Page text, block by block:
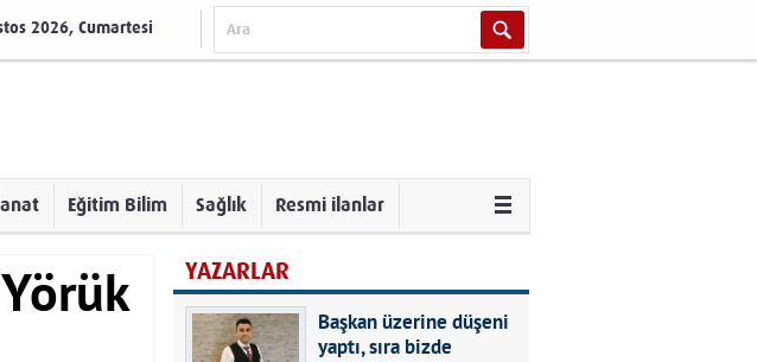
2026, Cumartesi
Eğitim Bilim Sağlık Resmi ilanlar
YAZARLAR
Başkan üzerine düşeni
yaptı, sıra bizde